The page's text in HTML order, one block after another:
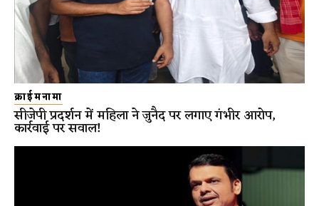
क्राईमनामा
सीजेपी प्रदर्शन में महिला ने जुनैद पर लगाए गंभीर आरोप,
कार्रवाई पर सवाल!